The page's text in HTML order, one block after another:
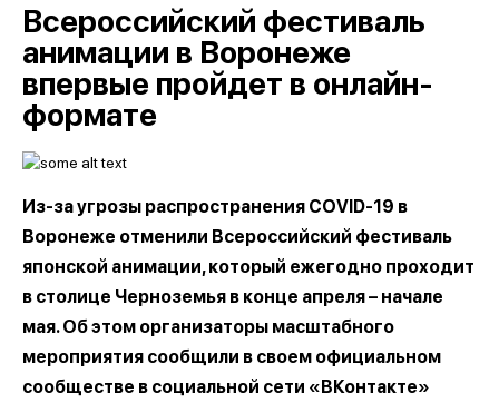
Всероссийский фестиваль
анимации в Воронеже
впервые пройдет в онлайн-
формате
Из-за угрозы распространения COVID-19 в
Воронеже отменили Всероссийский фестиваль
японской анимации, который ежегодно проходит
в столице Черноземья в конце апреля – начале
мая. Об этом организаторы масштабного
мероприятия сообщили в своем официальном
сообществе в социальной сети «ВКонтакте»